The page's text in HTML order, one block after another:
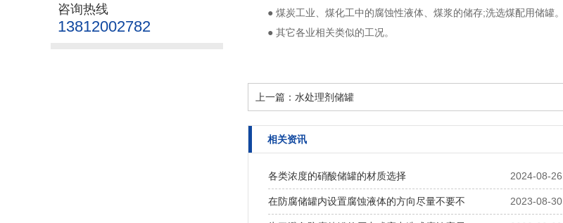
咨询热线
13812002782
● 煤炭工业、煤化工中的腐蚀性液体、煤浆的储存;洗选煤配用储罐。
● 其它各业相关类似的工况。
上一篇： 水处理剂储罐
相关资讯
2024-08-26
各类浓度的硝酸储罐的材质选择
2023-08-30
在防腐储罐内设置腐蚀液体的方向尽量不要不